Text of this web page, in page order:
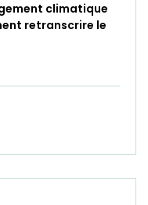
climatique
retranscrire le